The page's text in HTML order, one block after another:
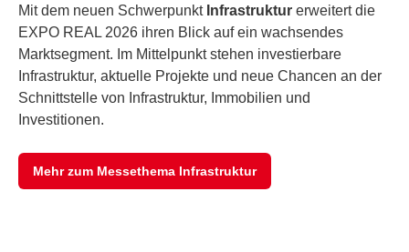
Mit dem neuen Schwerpunkt Infrastruktur erweitert die
EXPO REAL 2026 ihren Blick auf ein wachsendes
Marktsegment. Im Mittelpunkt stehen investierbare
Infrastruktur, aktuelle Projekte und neue Chancen an der
Schnittstelle von Infrastruktur, Immobilien und
Investitionen.
Mehr zum Messethema Infrastruktur